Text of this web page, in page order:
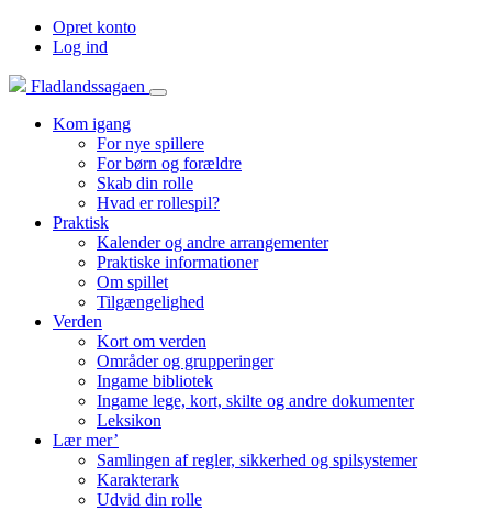
Opret konto
Log ind
Fladlandssagaen
Kom igang
For nye spillere
For børn og forældre
Skab din rolle
Hvad er rollespil?
Praktisk
Kalender og andre arrangementer
Praktiske informationer
Om spillet
Tilgængelighed
Verden
Kort om verden
Områder og grupperinger
Ingame bibliotek
Ingame lege, kort, skilte og andre dokumenter
Leksikon
Lær mer’
Samlingen af regler, sikkerhed og spilsystemer
Karakterark
Udvid din rolle